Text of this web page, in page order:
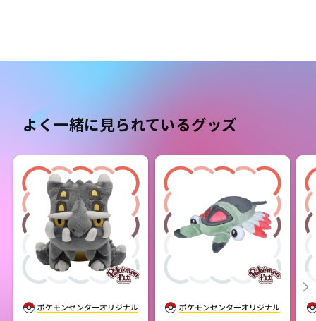
よく一緒に見られているグッズ